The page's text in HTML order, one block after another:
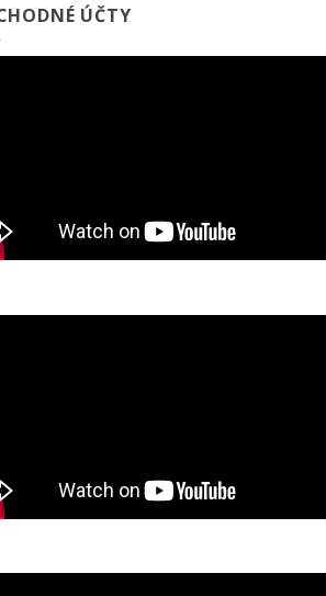
ÚČTY